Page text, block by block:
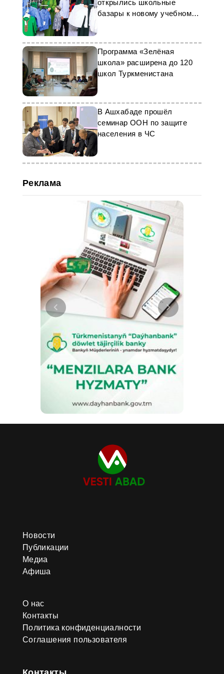
возводятся на фоне увеличения
количества машин в
Туркменистане и сопутствующим
открылись школьные
базары к новому учебному
Программа «Зелёная
школа» расширена до 120
школ Туркменистана
В Ашхабаде прошёл
семинар ООН по защите
населения в ЧС
Реклама
Новости
Публикации
Медиа
Афиша
О нас
Контакты
Политика конфиденциалности
Соглашения пользователя